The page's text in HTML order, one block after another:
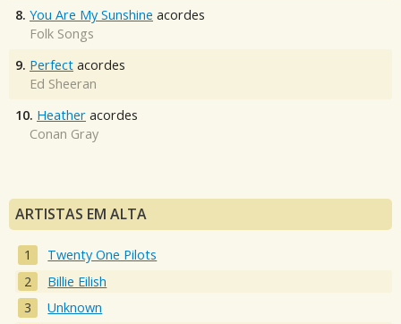
8. You Are My Sunshine acordes
Folk Songs
9. Perfect acordes
Ed Sheeran
10. Heather acordes
Conan Gray
ARTISTAS EM ALTA
Twenty One Pilots
Billie Eilish
Unknown